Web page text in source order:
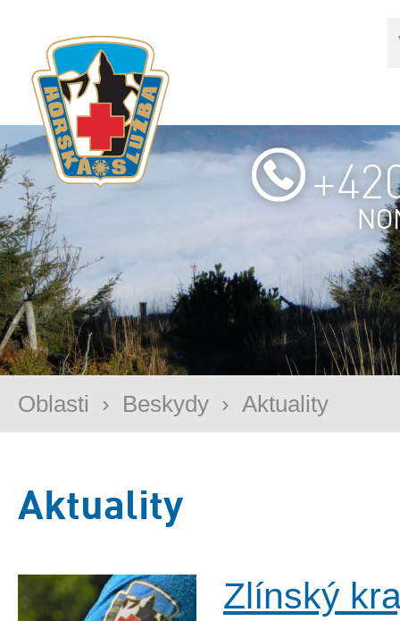
Oblasti › Beskydy › Aktuality
Aktuality
Zlínský